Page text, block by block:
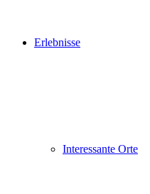
Erlebnisse
Interessante Orte